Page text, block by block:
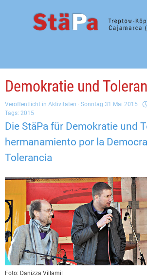
Menü
Demokratie und
Veröffentlicht in Aktivitäten · Sonntag 31 Mai 2015 ·
Tags: 2015
Die StäPa für Demokratie und
hermanamiento por la
Tolerancia
Foto: Danizza Villamil